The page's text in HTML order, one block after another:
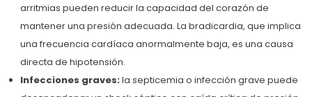
arritmias pueden reducir la capacidad del corazón de
mantener una presión adecuada. La bradicardia, que implica
una frecuencia cardíaca anormalmente baja, es una causa
directa de hipotensión.
Infecciones graves:la septicemia o infección grave puede